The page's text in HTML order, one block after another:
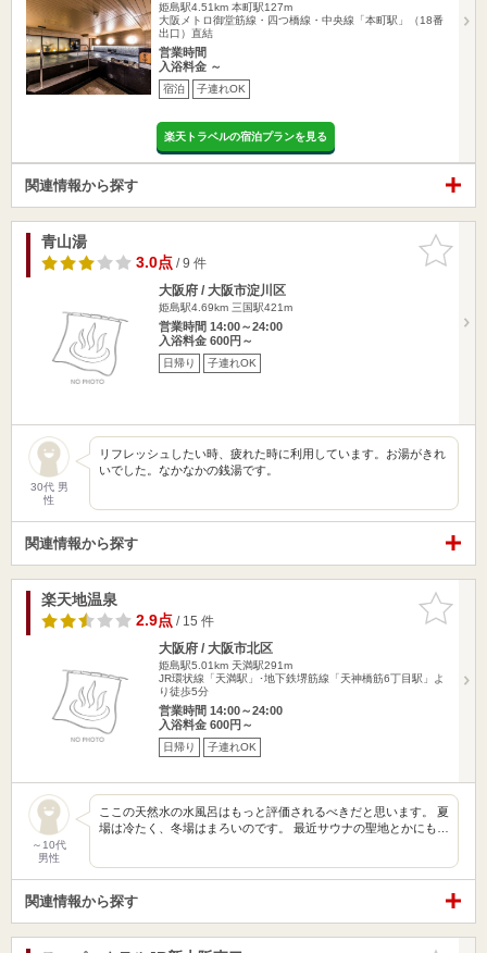
姫島駅4.51km 本町駅127m
大阪メトロ御堂筋線・四つ橋線・中央線「本町駅」（18番
出口）直結
営業時間
入浴料金 ～
宿泊 子連れOK
楽天トラベルの宿泊プランを見る
関連情報から探す
お気に入
りに追加
青山湯
3.0点/ 9 件
大阪府 / 大阪市淀川区
姫島駅4.69km 三国駅421m
営業時間 14:00～24:00
入浴料金 600円～
日帰り 子連れOK
30代 男
性
リフレッシュしたい時、疲れた時に利用しています。お湯がきれ
いでした。なかなかの銭湯です。
関連情報から探す
お気に入
りに追加
楽天地温泉
2.9点/ 15 件
大阪府 / 大阪市北区
姫島駅5.01km 天満駅291m
JR環状線「天満駅」･地下鉄堺筋線「天神橋筋6丁目駅」よ
り徒歩5分
営業時間 14:00～24:00
入浴料金 600円～
日帰り 子連れOK
～10代
男性
ここの天然水の水風呂はもっと評価されるべきだと思います。 夏
場は冷たく、冬場はまろいのです。 最近サウナの聖地とかにも…
関連情報から探す